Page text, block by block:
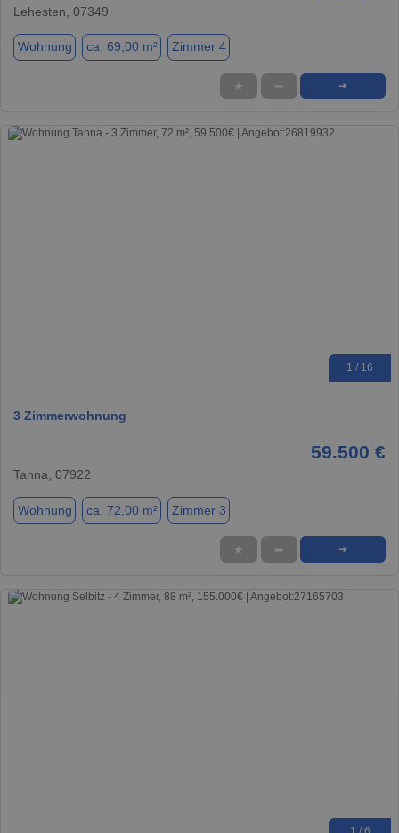
Lehesten, 07349
Wohnung ca. 69,00 m² Zimmer 4
★ ➦ ➜
1 / 16
3 Zimmerwohnung
59.500 €
Tanna, 07922
Wohnung ca. 72,00 m² Zimmer 3
★ ➦ ➜